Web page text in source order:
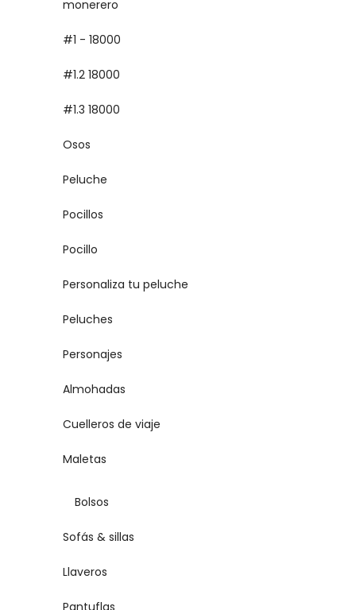
monerero
#1 - 18000
#1.2 18000
#1.3 18000
Osos
Peluche
Pocillos
Pocillo
Personaliza tu peluche
Peluches
Personajes
Almohadas
Cuelleros de viaje
Maletas
Bolsos
Sofás & sillas
Llaveros
Pantuflas